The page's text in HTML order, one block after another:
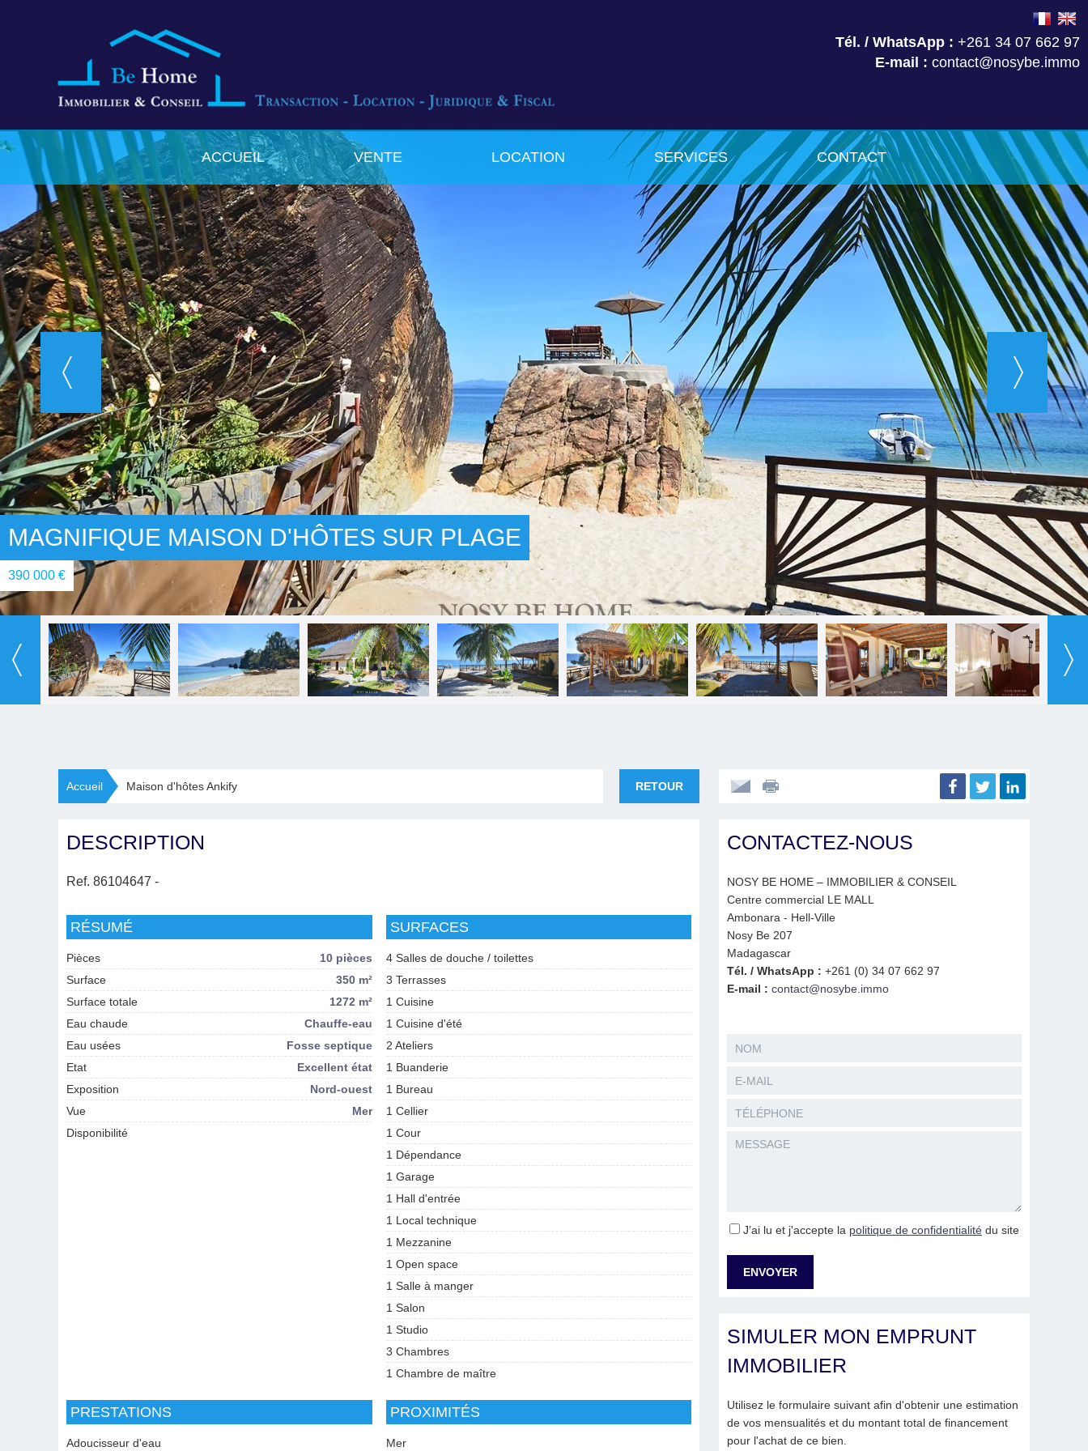
ACCUEIL VENTE LOCATION SERVICES CONTACT
Tél. / WhatsApp : +261 34 07 662 97
E-mail : contact@nosybe.immo
MAGNIFIQUE MAISON D'HÔTES SUR PLAGE
390 000 €
RETOUR
Accueil Maison d'hôtes Ankify
DESCRIPTION
Ref. 86104647 -
RÉSUMÉ
Pièces
10 pièces
Surface
350 m²
Surface totale
1272 m²
Eau chaude
Chauffe-eau
Eau usées
Fosse septique
Etat
Excellent état
Exposition
Nord-ouest
Vue
Mer
Disponibilité
SURFACES
4 Salles de douche / toilettes
3 Terrasses
1 Cuisine
1 Cuisine d'été
2 Ateliers
1 Buanderie
1 Bureau
1 Cellier
1 Cour
1 Dépendance
1 Garage
1 Hall d'entrée
1 Local technique
1 Mezzanine
1 Open space
1 Salle à manger
1 Salon
1 Studio
3 Chambres
1 Chambre de maître
PRESTATIONS
Adoucisseur d'eau
PROXIMITÉS
Mer
CONTACTEZ-NOUS
NOSY BE HOME – IMMOBILIER & CONSEIL
Centre commercial LE MALL
Ambonara - Hell-Ville
Nosy Be 207
Madagascar
Tél. / WhatsApp : +261 (0) 34 07 662 97
E-mail : contact@nosybe.immo
J’ai lu et j'accepte la politique de confidentialité du site
SIMULER MON EMPRUNT
IMMOBILIER
Utilisez le formulaire suivant afin d'obtenir une estimation
de vos mensualités et du montant total de financement
pour l'achat de ce bien.